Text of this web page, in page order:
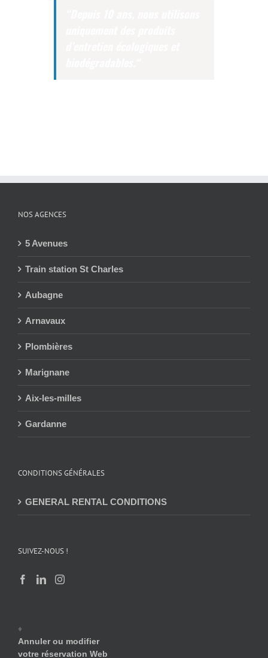
NOS AGENCES
5 Avenues
Train station St Charles
Aubagne
Arnavaux
Plombières
Marignane
Aix-les-milles
Gardanne
CONDITIONS GÉNÉRALES
GENERAL RENTAL CONDITIONS
SUIVEZ-NOUS !
♦
Annuler ou modifier
votre réservation Web